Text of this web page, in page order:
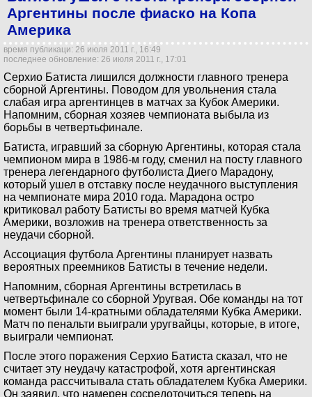
Аргентины после фиаско на Копа
Америка
время публикаци: 26 июля 2011 г., 16:49
последнее обновление: 26 июля 2011 г., 17:01
Серхио Батиста лишился должности главного тренера
сборной Аргентины. Поводом для увольнения стала
слабая игра аргентинцев в матчах за Кубок Америки.
Напомним, сборная хозяев чемпионата выбыла из
борьбы в четвертьфинале.
Батиста, игравший за сборную Аргентины, которая стала
чемпионом мира в 1986-м году, сменил на посту главного
тренера легендарного футболиста Диего Марадону,
который ушел в отставку после неудачного выступления
на чемпионате мира 2010 года. Марадона остро
критиковал работу Батисты во время матчей Кубка
Америки, возложив на тренера ответственность за
неудачи сборной.
Ассоциация футбола Аргентины планирует назвать
вероятных преемников Батисты в течение недели.
Напомним, сборная Аргентины встретилась в
четвертьфинале со сборной Уругвая. Обе команды на тот
момент были 14-кратными обладателями Кубка Америки.
Матч по пенальти выиграли уругвайцы, которые, в итоге,
выиграли чемпионат.
После этого поражения Серхио Батиста сказал, что не
считает эту неудачу катастрофой, хотя аргентинская
команда рассчитывала стать обладателем Кубка Америки.
Он заявил, что намерен сосредоточиться теперь на